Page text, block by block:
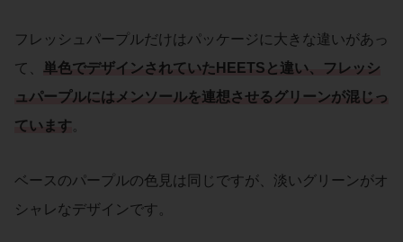
フレッシュパープルだけはパッケージに大きな違いがあっ
て、 単色でデザインされていたHEETSと違い、フレッシ
ュパープルにはメンソールを連想させるグリーンが混じっ
ています
ベースのパープルの色見は同じですが、淡いグリーンがオ
シャレなデザインです。